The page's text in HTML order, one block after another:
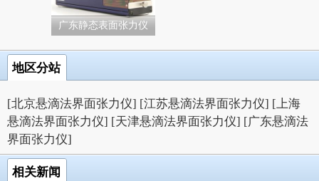
广东静态表面张力仪
地区分站
[北京悬滴法界面张力仪] [江苏悬滴法界面张力仪] [上海
悬滴法界面张力仪] [天津悬滴法界面张力仪] [广东悬滴法
界面张力仪]
相关新闻